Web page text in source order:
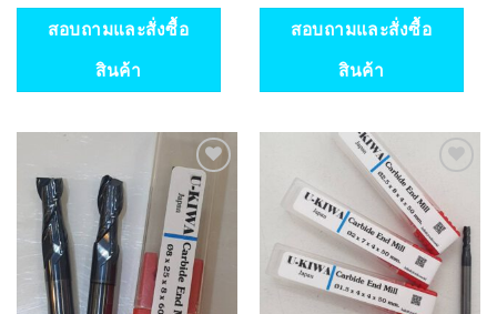
สอบถามและสั่งซื้อ
สินค้า
สอบถามและสั่งซื้อ
สินค้า